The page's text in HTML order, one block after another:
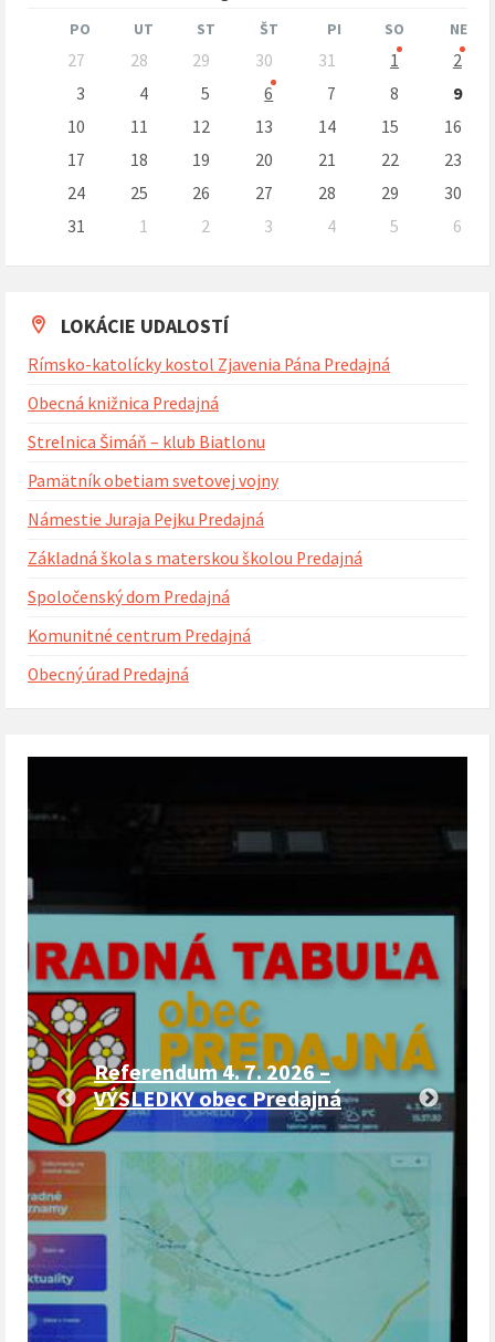
mesiac
PO UT ST ŠT PI SO NE
Preskočit
kalendárne
27 28 29 30 31 1
2
3
4 5 6 7 8
9
10
11 12 13 14 15
16
17
18 19 20 21 22
23
24
25 26 27 28 29
30
31
1 2 3 4 5
6
na
dni
LOKÁCIE UDALOSTÍ
Rímsko-katolícky kostol Zjavenia Pána Predajná
Obecná knižnica Predajná
Strelnica Šimáň – klub Biatlonu
Pamätník obetiam svetovej vojny
Námestie Juraja Pejku Predajná
Základná škola s materskou školou Predajná
Spoločenský dom Predajná
Komunitné centrum Predajná
Obecný úrad Predajná
Referendum 4. 7. 2026 –
VÝSLEDKY obec Predajná